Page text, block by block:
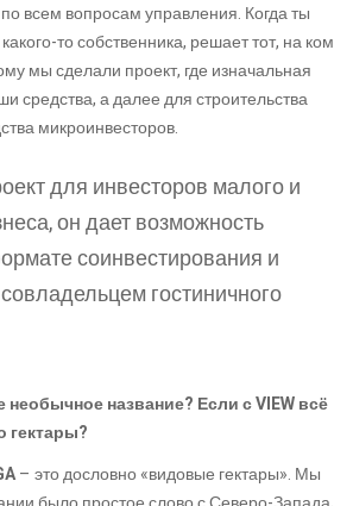
всем вопросам управления. Когда ты
то собственника, решает тот, на ком
мы сделали проект, где изначальная
средства, а далее для строительства
микроинвесторов.
для инвесторов малого и
он дает возможность
соинвестирования и
гостиничного
необычное название? Если с VIEW всё
гектары?
– это дословно «видовые гектары». Мы